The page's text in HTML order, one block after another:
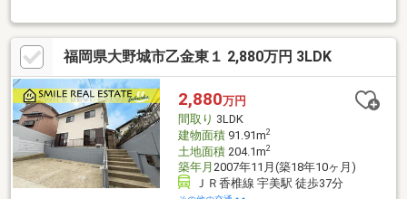
ットを把握し、じっくり比較検討することができます♪内見したい
物件をツアー形式でまわることも可能♪お住み替え相談も承ります
♪☆‥…━━━━☆‥…━━━━☆‥…━━━━☆◆ご内覧は土日祝・
当日も対応可能♪◆頭金０円ＯＫ！◆追加リフォームもワンスト
ップで承ります♪◆“借りれる額”と“無理なく返せる額”は違う！◆
住宅ローンアドバイザーが最適な返済計画をご提案♪
福岡県大野城市乙金東１ 2,880万円 3LDK
2,880万円
間取り 3LDK
建物面積91.91m2
土地面積204.1m2
築年月 2007年11月(築18年10ヶ月)
ＪＲ香椎線 宇美駅 徒歩37分